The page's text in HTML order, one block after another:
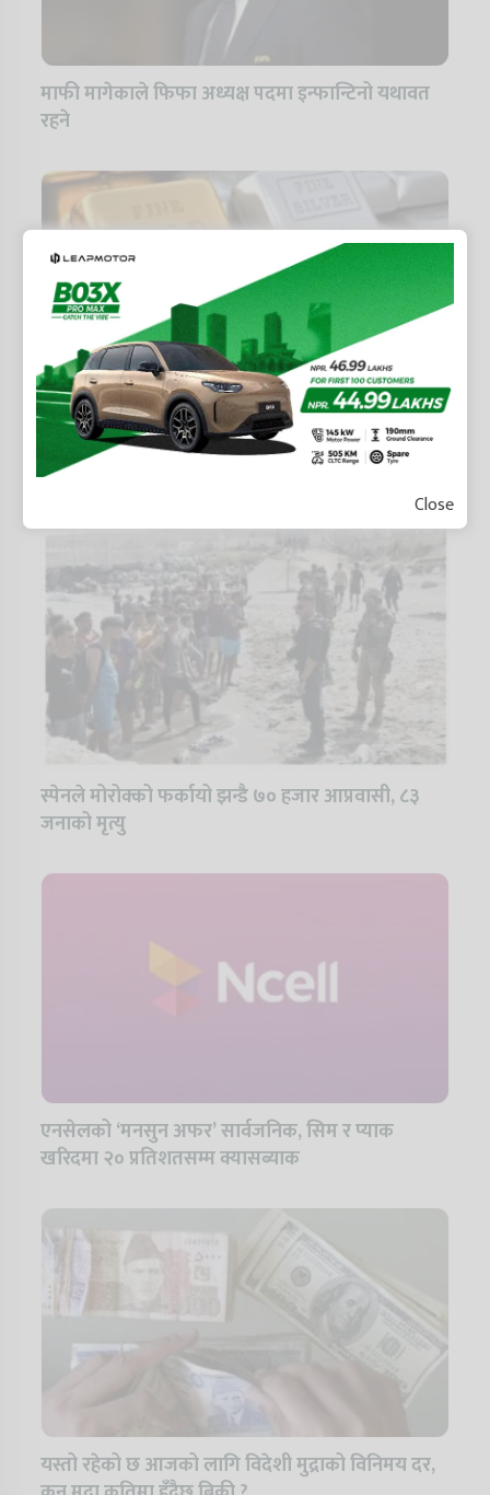
माफी मागेकाले फिफा अध्यक्ष पदमा इन्फान्टिनो यथावत
रहने
सुनको मूल्यमा सामान्य गिरावट, चाँदी भने बढ्यो
स्पेनले मोरोक्को फर्कायो झन्डै ७० हजार आप्रवासी, ८३
जनाको मृत्यु
एनसेलको ‘मनसुन अफर’ सार्वजनिक, सिम र प्याक
खरिदमा २० प्रतिशतसम्म क्यासब्याक
यस्तो रहेको छ आजको लागि विदेशी मुद्राको विनिमय दर,
Close